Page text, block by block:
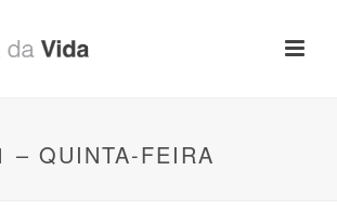
– QUINTA-FEIRA